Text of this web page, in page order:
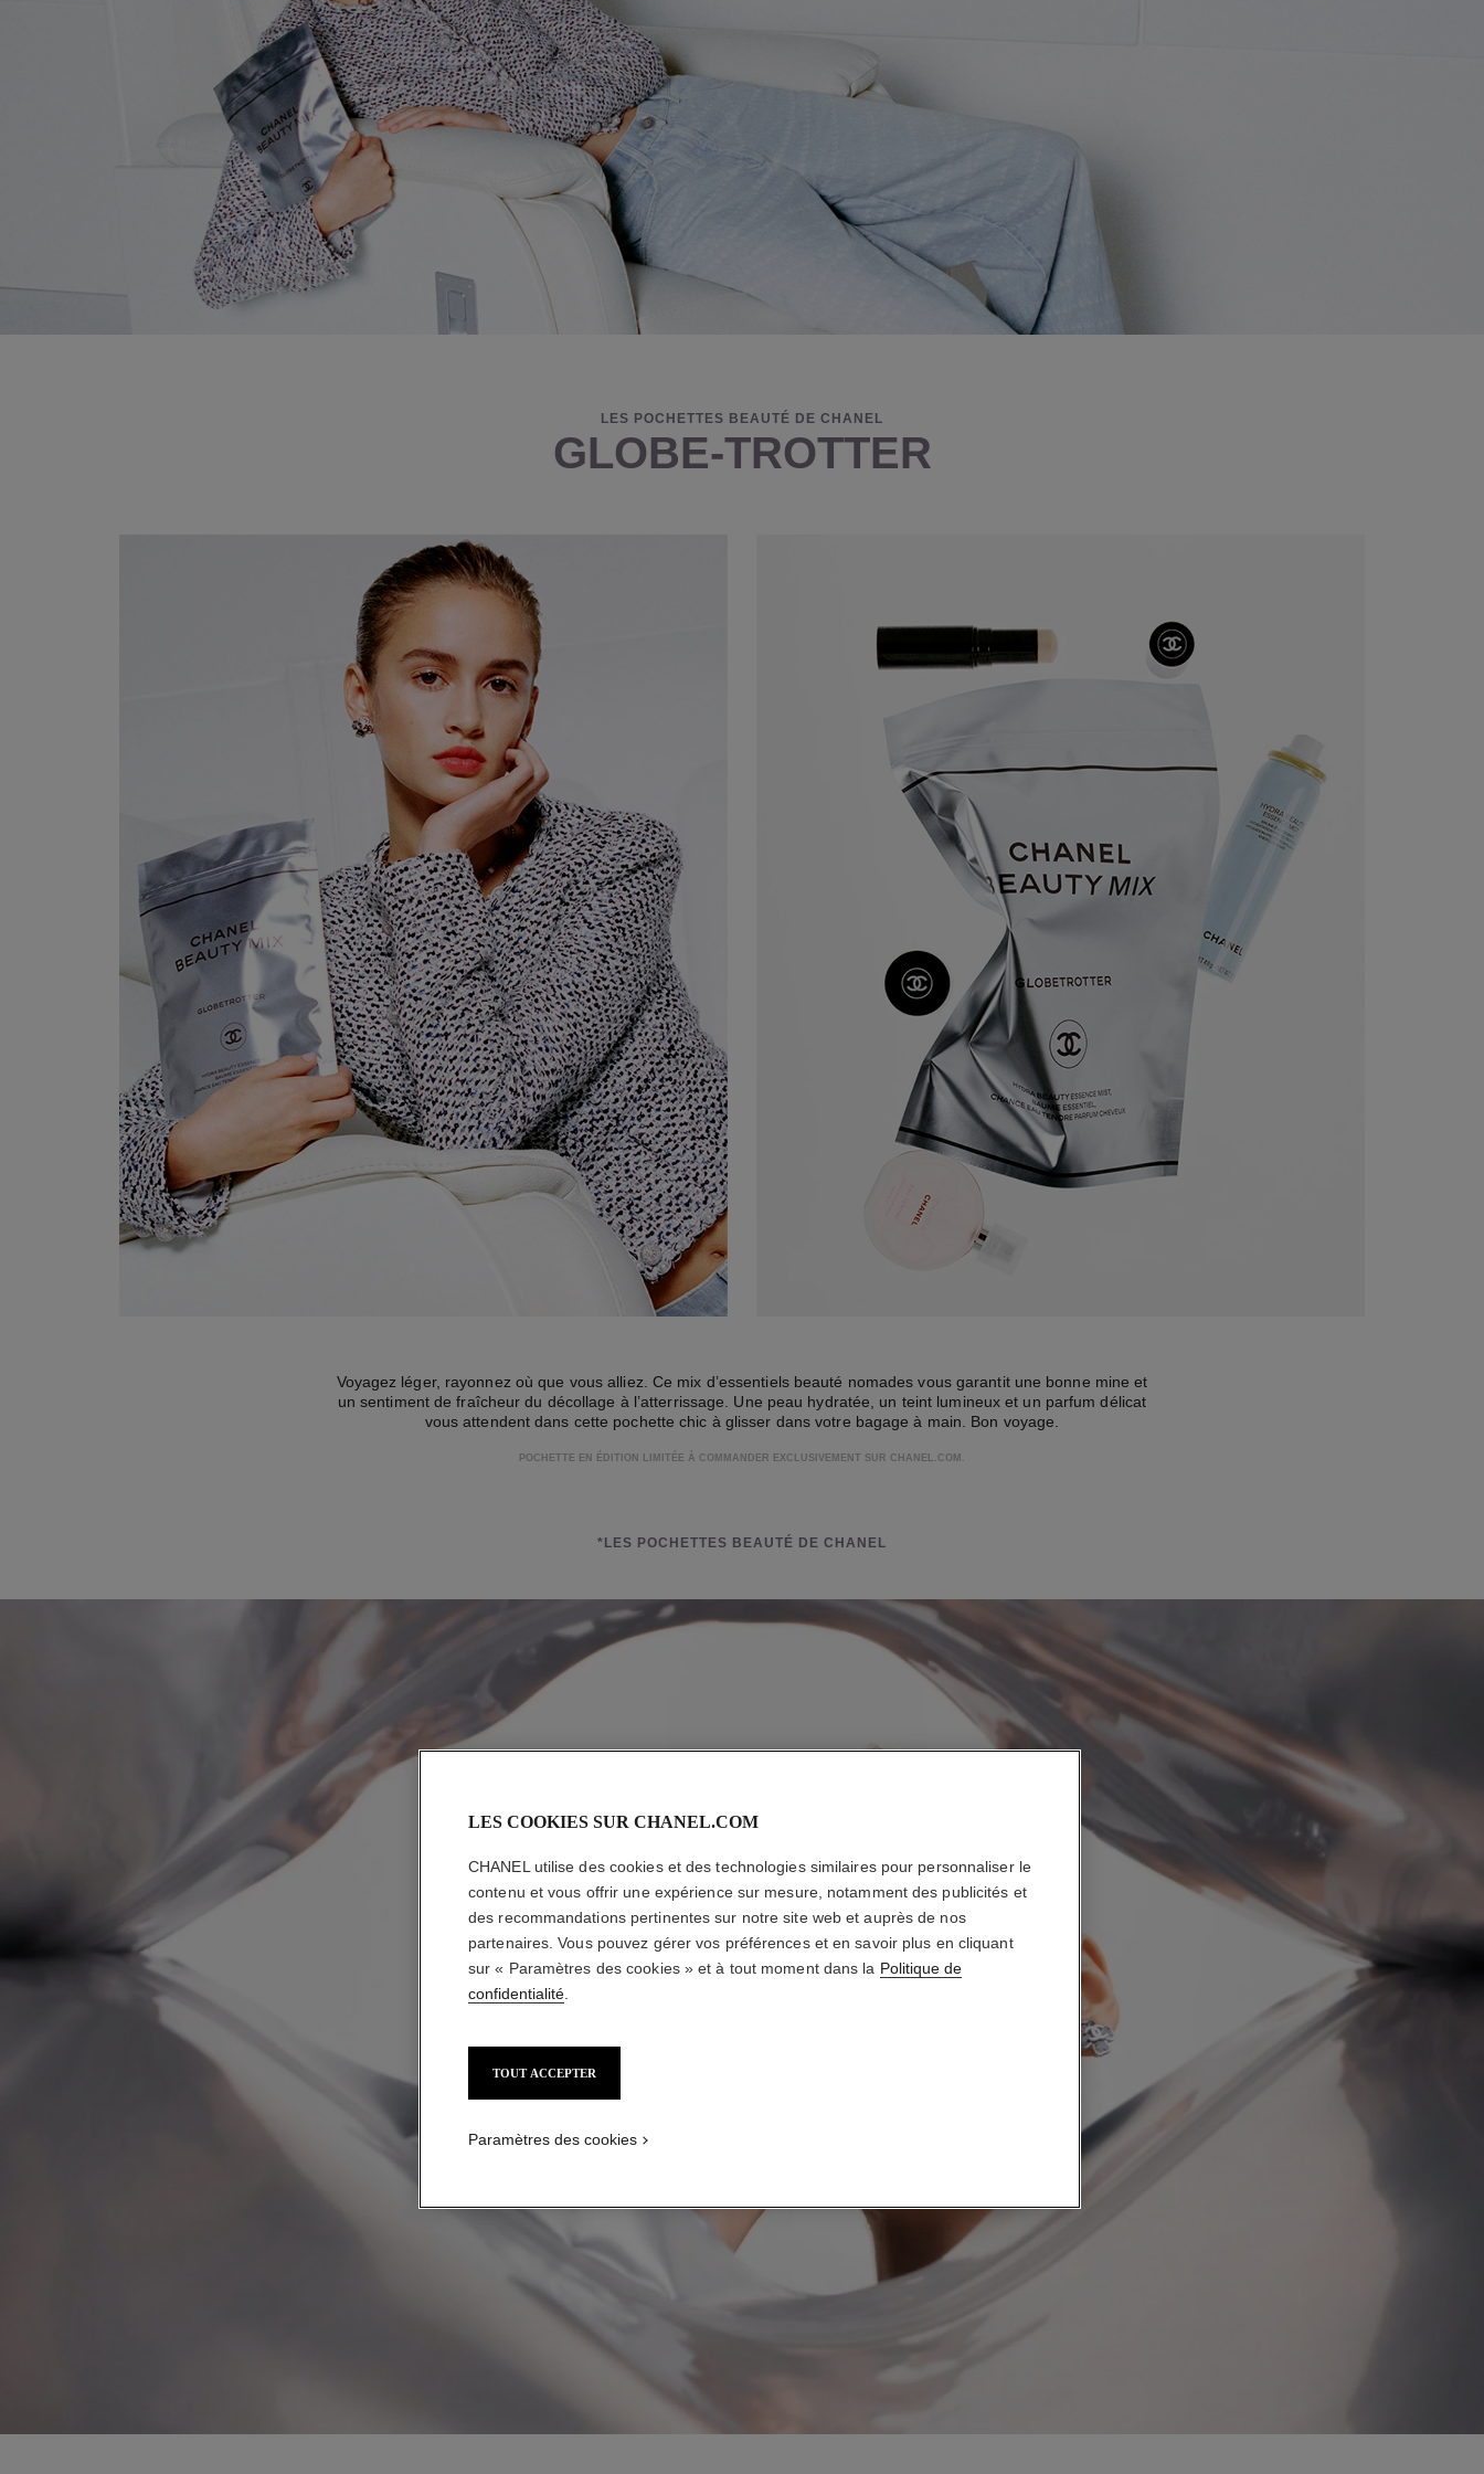
LES POCHETTES BEAUTÉ DE CHANEL
GLOBE-TROTTER
Voyagez léger, rayonnez où que vous alliez. Ce mix d’essentiels beauté nomades vous garantit une bonne mine et
un sentiment de fraîcheur du décollage à l’atterrissage. Une peau hydratée, un teint lumineux et un parfum délicat
vous attendent dans cette pochette chic à glisser dans votre bagage à main. Bon voyage.
POCHETTE EN ÉDITION LIMITÉE À COMMANDER EXCLUSIVEMENT SUR CHANEL.COM.
*LES POCHETTES BEAUTÉ DE CHANEL
LES COOKIES SUR CHANEL.COM
CHANEL utilise des cookies et des technologies similaires pour personnaliser le
contenu et vous offrir une expérience sur mesure, notamment des publicités et
des recommandations pertinentes sur notre site web et auprès de nos
partenaires. Vous pouvez gérer vos préférences et en savoir plus en cliquant
sur « Paramètres des cookies » et à tout moment dans la Politique de
confidentialité
TOUT ACCEPTER
Paramètres des cookies